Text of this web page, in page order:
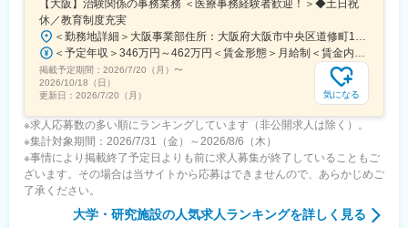
【大阪】治験関係の事務業務 ＜医療事務経験者歓迎！＞◆土日祝
休／教育制度充実
掲載予定期間： 2026/7/20（月） 〜
2026/10/18（日）
更新日： 2026/7/20（月） 気になる
※求人応募数の多い順にランキングしています（非公開求人は除く）。
※集計対象期間：2026/7/31（金）～2026/8/6（木）
※事情により掲載終了予定日よりも前に求人募集が終了していることもご
ざいます。その場合は当サイトから応募はできませんので、あらかじめご
了承ください。
大学・研究施設の人気求人ランキングを詳しく見る